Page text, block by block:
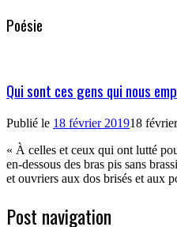
Poésie
Qui sont ces gens qui nous
Publié le 18 février 201918
« À celles et ceux qui ont lutté
en-dessous des bras pis sans
et ouvriers aux dos brisés et aux
Post navigation